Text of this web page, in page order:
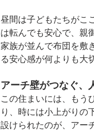
昼間は子どもたちがこ
は転んでも安心で、親
家族が並んで布団を敷
る安心感が何よりも大
アーチ壁がつなぐ、
この住まいには、もう
り、時には小上がりの
設けられたのが、アー